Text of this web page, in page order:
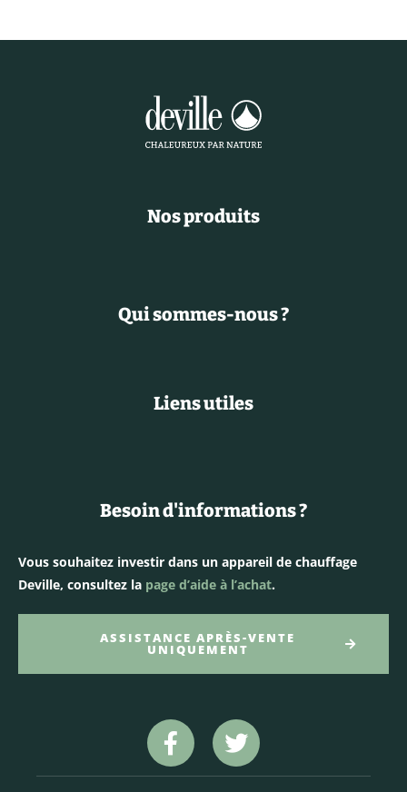
Nos produits
Qui sommes-nous ?
Liens utiles
Besoin d'informations ?
Vous souhaitez investir dans un appareil de chauffage
Deville, consultez la page d’aide à l’achat.
ASSISTANCE APRÈS-VENTE
UNIQUEMENT